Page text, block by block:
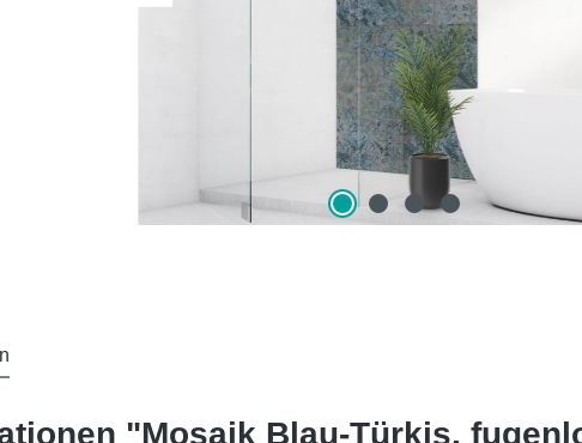
"Mosaik Blau-Türkis,